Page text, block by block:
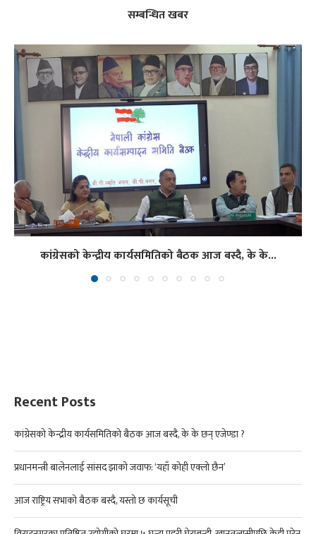
सम्बन्धित खबर
कांग्रेसको केन्द्रीय कार्यसमितिको बैठक आज बस्दै, के के...
Recent Posts
कांग्रेसको केन्द्रीय कार्यसमितिको बैठक आज बस्दै, के के छन् एजेण्डा ?
प्रधानमन्त्री बालेनलाई सांसद झाको जवाफ: ‘यहाँ कोही एक्लो छैन’
आज राष्ट्रिय सभाको बैठक बस्दै, यस्तो छ कार्यसूची